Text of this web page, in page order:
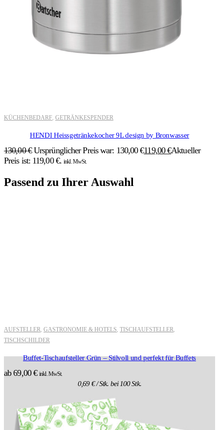
KÜCHENBEDARF GETRÄNKESPENDER
HENDI Heissgetränkekocher 9L design by Bronwasser
130,00€ Ursprünglicher Preis war: 130,00 €119,00€Aktueller
Preis ist: 119,00 €. inkl. MwSt.
Passend zu Ihrer Auswahl
AUFSTELLER, GASTRONOMIE & HOTELS, TISCHAUFSTELLER,
TISCHSCHILDER
Buffet-Tischaufsteller Grün – Stilvoll und perfekt für Buffets
ab69,00€ inkl. MwSt.
0,69€/ Stk. bei 100 Stk.